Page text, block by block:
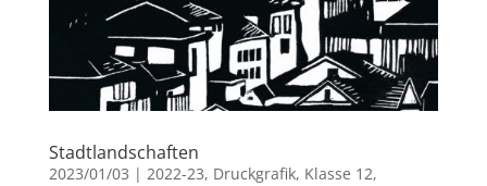
Stadtlandschaften
2023/01/03 | 2022-23, Druckgrafik, Klasse 12,